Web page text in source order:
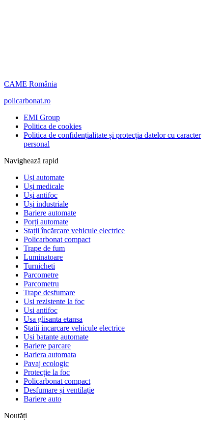
CAME România
policarbonat.ro
EMI Group
Politica de cookies
Politica de confidențialitate și protecția datelor cu caracter
personal
Navighează rapid
Uși automate
Uși medicale
Uși antifoc
Uși industriale
Bariere automate
Porți automate
Stații încărcare vehicule electrice
Policarbonat compact
Trape de fum
Luminatoare
Turnicheti
Parcometre
Parcometru
Trape desfumare
Usi rezistente la foc
Usi antifoc
Usa glisanta etansa
Statii incarcare vehicule electrice
Usi batante automate
Bariere parcare
Bariera automata
Pavaj ecologic
Protecție la foc
Policarbonat compact
Desfumare și ventilație
Bariere auto
Noutăți